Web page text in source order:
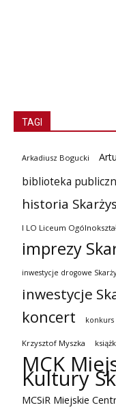
TAGI
Arkadiusz Bogucki
biblioteka
historia
I LO Liceum
imprezy
inwestycje drogowe
inwestycje
koncert konkurs
Krzysztof Myszka
MCK
Kultury
MCSiR Miejskie